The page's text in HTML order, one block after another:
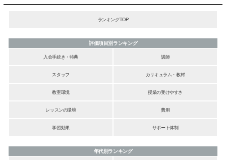
ランキングTOP
評価項目別ランキング
入会手続き・特典
講師
スタッフ カリキュラム・教材
教室環境 授業の受けやすさ
レッスンの環境 費用
学習効果 サポート体制
年代別ランキング